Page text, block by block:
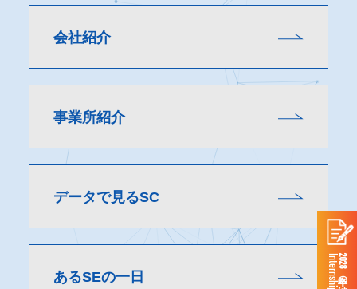
Internship
会社紹介
事業所紹介
データで見るSC
あるSEの一日